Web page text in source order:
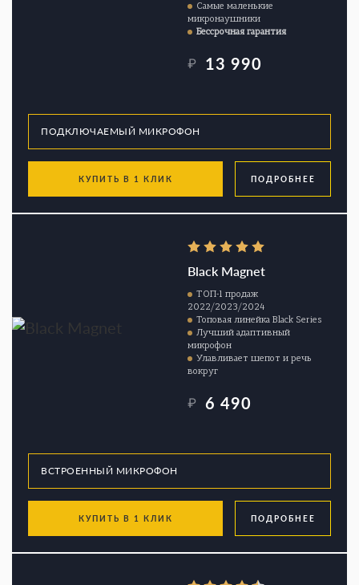
Самые маленькие
микронаушники
Бессрочная гарантия
₽ 13 990
КУПИТЬ В 1 КЛИК ПОДРОБНЕЕ
Black Magnet
ТОП-1 продаж
2022/2023/2024
Топовая линейка Black Series
Лучший адаптивный
микрофон
Улавливает шепот и речь
вокруг
₽ 6 490
КУПИТЬ В 1 КЛИК ПОДРОБНЕЕ